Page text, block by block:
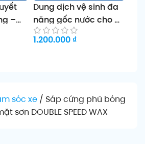
–
Dung dịch vệ sinh đa
năng gốc nước cho ô
tô SURFEX-HD
1.200.000 ₫
sóc xe / Sáp cứng phủ bóng
sơn DOUBLE SPEED WAX